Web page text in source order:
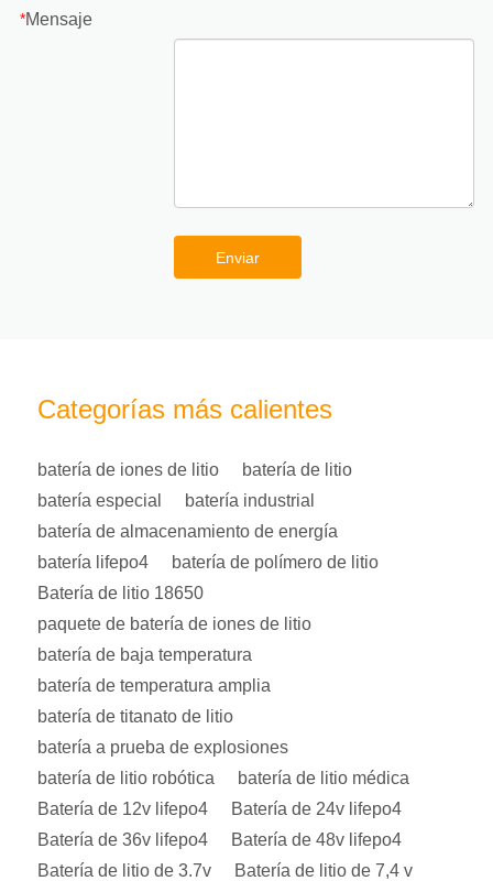
*Mensaje
Enviar
Categorías más calientes
batería de iones de litio
batería de litio
batería especial
batería industrial
batería de almacenamiento de energía
batería lifepo4
batería de polímero de litio
Batería de litio 18650
paquete de batería de iones de litio
batería de baja temperatura
batería de temperatura amplia
batería de titanato de litio
batería a prueba de explosiones
batería de litio robótica
batería de litio médica
Batería de 12v lifepo4
Batería de 24v lifepo4
Batería de 36v lifepo4
Batería de 48v lifepo4
Batería de litio de 3.7v
Batería de litio de 7,4 v